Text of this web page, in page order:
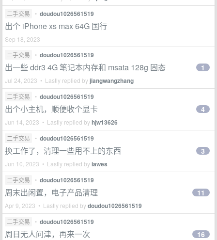
二手交易 • doudou1026561519
出个 iPhone xs max 64G 国行
Sep 18, 2023
二手交易
• doudou1026561519
出一些 ddr3 4G 笔记本内存和 msata 128g 固态
Jul 24, 2023 • Lastly replied by jiangwangzhang
1
二手交易 • doudou1026561519
出个小主机，顺便收个显卡
Jun 14, 2023 • Lastly replied byhjw13626
4
二手交易 • doudou1026561519
换工作了，清理一些用不上的东西
Jun 10, 2023 • Lastly replied byiawes
3
二手交易 • doudou1026561519
周末出闲置，电子产品清理
Apr 9, 2023 • Lastly replied bydoudou1026561519
11
二手交易 • doudou1026561519
周日无人问津，再来一次 16